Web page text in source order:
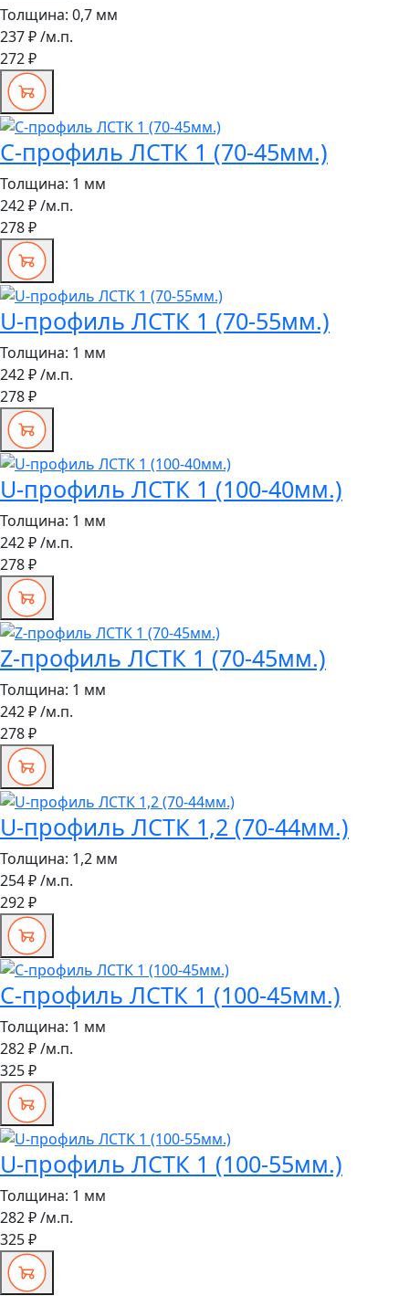
Толщина: 0,7 мм
237 ₽/м.п.
272 ₽
С-профиль ЛСТК 1 (70-45мм.)
Толщина: 1 мм
242 ₽/м.п.
278 ₽
U-профиль ЛСТК 1 (70-55мм.)
Толщина: 1 мм
242 ₽/м.п.
278 ₽
U-профиль ЛСТК 1 (100-40мм.)
Толщина: 1 мм
242 ₽/м.п.
278 ₽
Z-профиль ЛСТК 1 (70-45мм.)
Толщина: 1 мм
242 ₽/м.п.
278 ₽
U-профиль ЛСТК 1,2 (70-44мм.)
Толщина: 1,2 мм
254 ₽/м.п.
292 ₽
С-профиль ЛСТК 1 (100-45мм.)
Толщина: 1 мм
282 ₽/м.п.
325 ₽
U-профиль ЛСТК 1 (100-55мм.)
Толщина: 1 мм
282 ₽/м.п.
325 ₽